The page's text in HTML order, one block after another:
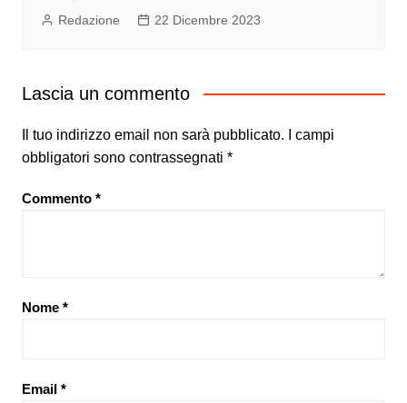
Redazione 22 Dicembre 2023
Lascia un commento
Il tuo indirizzo email non sarà pubblicato.
I campi
obbligatori sono contrassegnati *
Commento *
Nome *
Email *